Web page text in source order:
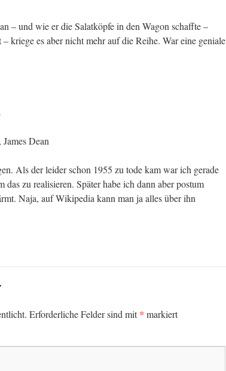
– und wie er die Salatköpfe in den Wagon schaffte –
– kriege es aber nicht mehr auf die Reihe. War eine geniale
Dean
Als der leider schon 1955 zu tode kam war ich gerade
das zu realisieren. Später habe ich dann aber postum
Naja, auf Wikipedia kann man ja alles über ihn
Erforderliche Felder sind mit* markiert